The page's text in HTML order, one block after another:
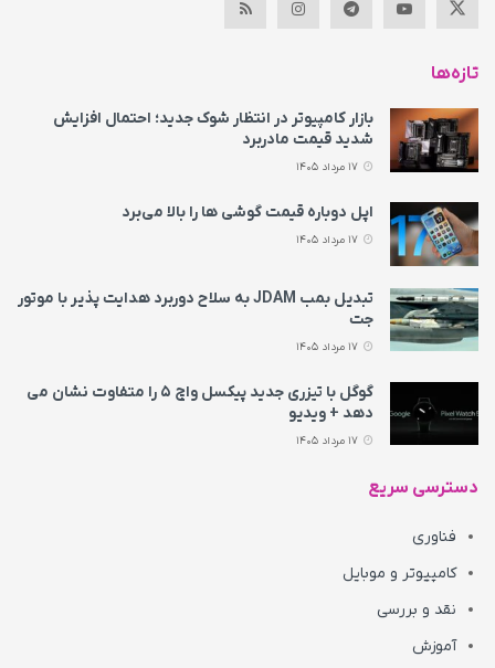
تازه‌ها
بازار کامپیوتر در انتظار شوک جدید؛ احتمال افزایش
شدید قیمت مادربرد
اپل دوباره قیمت‌ گوشی ها را بالا می‌برد
تبدیل بمب JDAM به سلاح دوربرد هدایت پذیر با موتور
جت
گوگل با تیزری جدید پیکسل واچ ۵ را متفاوت نشان می‌
دهد + ویدیو
دسترسی سریع
فناوری
کامپیوتر و موبایل
نقد و بررسی
آموزش